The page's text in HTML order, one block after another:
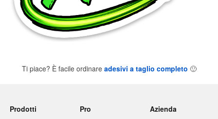
Ti piace? È facile ordinare adesivi a taglio completo 🙂
Prodotti
Pro
Azienda